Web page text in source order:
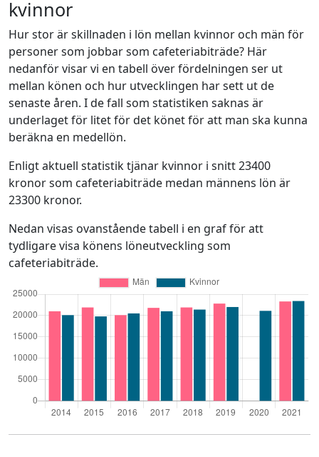
kvinnor
Hur stor är skillnaden i lön mellan kvinnor och män för
personer som jobbar som cafeteriabiträde? Här
nedanför visar vi en tabell över fördelningen ser ut
mellan könen och hur utvecklingen har sett ut de
senaste åren. I de fall som statistiken saknas är
underlaget för litet för det könet för att man ska kunna
beräkna en medellön.
Enligt aktuell statistik tjänar kvinnor i snitt 23400
kronor som cafeteriabiträde medan männens lön är
23300 kronor.
Nedan visas ovanstående tabell i en graf för att
tydligare visa könens löneutveckling som
cafeteriabiträde.